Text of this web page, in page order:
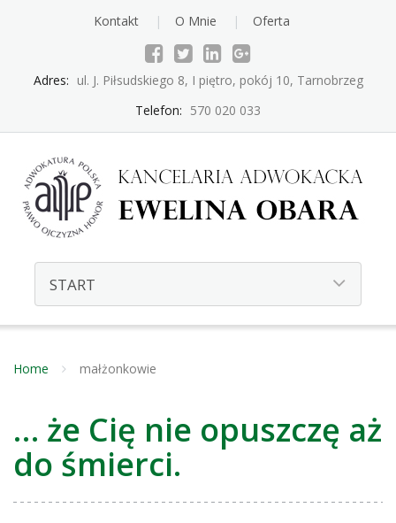
Kontakt O Mnie Oferta
Adres: ul. J. Piłsudskiego 8, I piętro, pokój 10, Tarnobrzeg
Telefon: 570 020 033
Home małżonkowie
… że Cię nie opuszczę aż
do śmierci.